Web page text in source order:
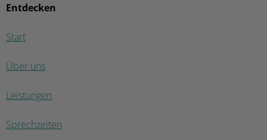
Entdecken
Start
Über uns
Leistungen
Sprechzeiten